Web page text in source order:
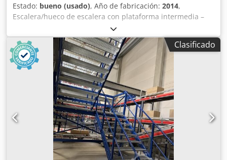
Estado: bueno (usado), Año de fabricación: 2014,
Escalera/hueco de escalera con plataforma intermedia –
usada: Precio: 2.500 € (neto), desmontada, embalada y
cargada en el lugar de origen. Posición 12 Fabricante: Stow
Tipo: desconocido Año de fabricación: 2014 Desde la
planta baja hasta la plataforma, aproximadamente 10
escalones (siendo el primero a la altura de la plataforma).
De la plataforma al primer piso: 12 escalones (siendo el
duodécimo escalón a la altura del primer piso). Distancia
entre escalones, probablemente unos 18,5 cm (debe
verificarse). Ancho: debe verificarse. Con plataforma
intermedia. Escalones: rejillas metálicas galvanizadas.
Huellas y barandilla pintadas. Estado: bueno. Disponible a
partir de aproximadamente el cuarto trimestre de 2026.
Csdpfxszqz Smo Amyorf Ubicación: Hamburgo.
Clasificado